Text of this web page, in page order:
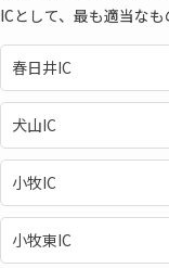
ICとして、最も適当な
春日井IC
犬山IC
小牧IC
小牧東IC